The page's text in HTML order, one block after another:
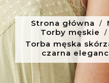
Strona główna
Torby męskie
Torba męska
czarna